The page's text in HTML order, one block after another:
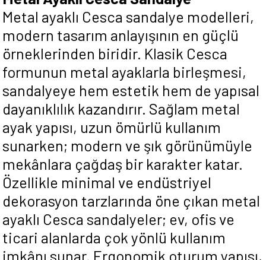
Metal ayaklı Cesca sandalye modelleri,
modern tasarım anlayışının en güçlü
örneklerinden biridir. Klasik Cesca
formunun metal ayaklarla birleşmesi,
sandalyeye hem estetik hem de yapısal
dayanıklılık kazandırır. Sağlam metal
ayak yapısı, uzun ömürlü kullanım
sunarken; modern ve şık görünümüyle
mekânlara çağdaş bir karakter katar.
Özellikle minimal ve endüstriyel
dekorasyon tarzlarında öne çıkan metal
ayaklı Cesca sandalyeler; ev, ofis ve
ticari alanlarda çok yönlü kullanım
imkânı sunar. Ergonomik oturum yapısı,